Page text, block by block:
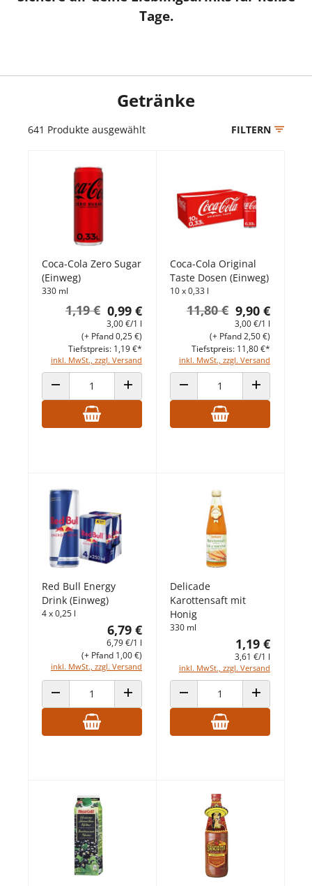
Tage.
Getränke
641 Produkte ausgewählt FILTERN
Coca-Cola Zero Sugar
(Einweg)
330 ml
0,99 €
1,19 €
3,00 €/1 l
inkl. MwSt., zzgl. Versand
(+ Pfand 0,25 €)
Tiefstpreis: 1,19 €*
ANZAHL VERRINGERNANZAHL ERHÖHEN
Coca-Cola Original
Taste Dosen (Einweg)
10 x 0,33 l
9,90 €
11,80 €
3,00 €/1 l
inkl. MwSt., zzgl. Versand
(+ Pfand 2,50 €)
Tiefstpreis: 11,80 €*
ANZAHL VERRINGERNANZAHL
Red Bull Energy
Drink (Einweg)
4 x 0,25 l
6,79 €
6,79 €/1 l
inkl. MwSt., zzgl. Versand
(+ Pfand 1,00 €)
ANZAHL VERRINGERNANZAHL ERHÖHEN
Delicade
Karottensaft mit
Honig
330 ml
1,19 €
3,61 €/1 l
inkl. MwSt., zzgl. Versand
ANZAHL VERRINGERNANZAHL